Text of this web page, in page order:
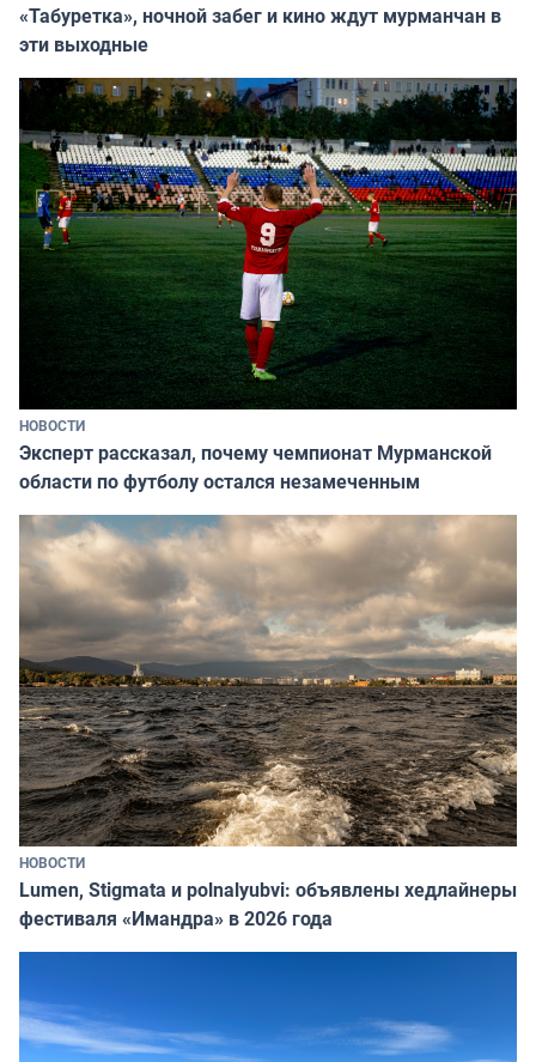
«Табуретка», ночной забег и кино ждут мурманчан в
эти выходные
НОВОСТИ
Эксперт рассказал, почему чемпионат Мурманской
области по футболу остался незамеченным
НОВОСТИ
Lumen, Stigmata и polnalyubvi: объявлены хедлайнеры
фестиваля «Имандра» в 2026 года